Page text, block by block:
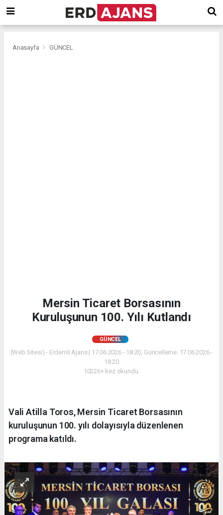
Anasayfa GÜNCEL
Mersin Ticaret Borsasının
Kuruluşunun 100. Yılı Kutlandı
GÜNCEL
(Web Sitesi) - Erdemli Ajans | 17.06.2026 - 18:20, Güncelleme: 17.06.2026 -
18:20
10226+ kez okundu.
Vali Atilla Toros, Mersin Ticaret Borsasının
kuruluşunun 100. yılı dolayısıyla düzenlenen
programa katıldı.